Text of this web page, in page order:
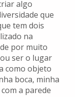
algo
que
tem dois
na
por muito
ser o lugar
como objeto
boca, minha
a parede